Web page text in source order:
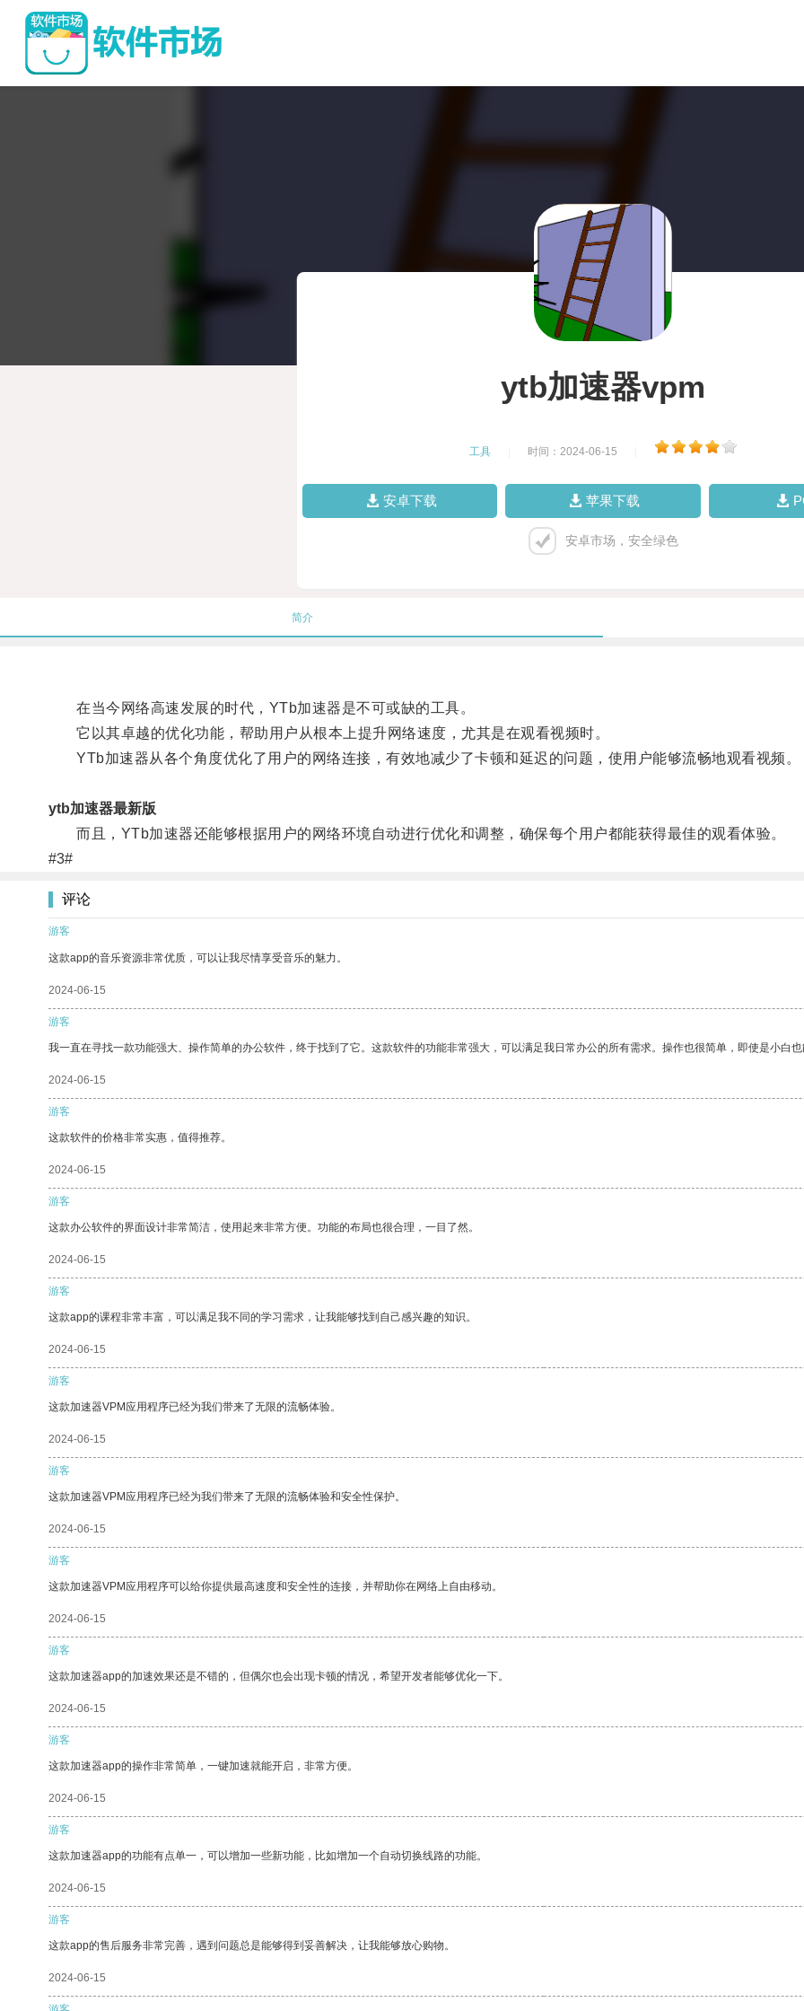
ytb加速器vpm
工具 时间：2024-06-15
安卓下载 苹果下载
安卓市场，安全绿色
简介
在当今网络高速发展的时代，YTb加速器是不可或缺的工具。
它以其卓越的优化功能，帮助用户从根本上提升网络速度，尤其是在观看视频时。
YTb加速器从各个角度优化了用户的网络连接，有效地减少了卡顿和延迟的问题，使用户能够流畅地观看视频。
ytb加速器最新版
而且，YTb加速器还能够根据用户的网络环境自动进行优化和调整，确保每个用户都能获得最佳的观看体验。
#3#
评论
游客
这款app的音乐资源非常优质，可以让我尽情享受音乐的魅力。
2024-06-15
游客
我一直在寻找一款功能强大、操作简单的办公软件，终于找到了它。这款软件的功能非常强大，可以满足我日常办公的所有需求。操作也很简单，即使是小白也
2024-06-15
游客
这款软件的价格非常实惠，值得推荐。
2024-06-15
游客
这款办公软件的界面设计非常简洁，使用起来非常方便。功能的布局也很合理，一目了然。
2024-06-15
游客
这款app的课程非常丰富，可以满足我不同的学习需求，让我能够找到自己感兴趣的知识。
2024-06-15
游客
这款加速器VPM应用程序已经为我们带来了无限的流畅体验。
2024-06-15
游客
这款加速器VPM应用程序已经为我们带来了无限的流畅体验和安全性保护。
2024-06-15
游客
这款加速器VPM应用程序可以给你提供最高速度和安全性的连接，并帮助你在网络上自由移动。
2024-06-15
游客
这款加速器app的加速效果还是不错的，但偶尔也会出现卡顿的情况，希望开发者能够优化一下。
2024-06-15
游客
这款加速器app的操作非常简单，一键加速就能开启，非常方便。
2024-06-15
游客
这款加速器app的功能有点单一，可以增加一些新功能，比如增加一个自动切换线路的功能。
2024-06-15
游客
这款app的售后服务非常完善，遇到问题总是能够得到妥善解决，让我能够放心购物。
2024-06-15